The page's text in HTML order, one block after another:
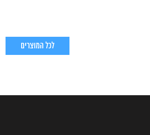
לכל המוצרים